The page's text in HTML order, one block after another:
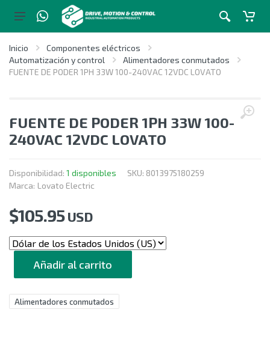
Inicio
Componentes eléctricos
Automatización y control
Alimentadores conmutados
FUENTE DE PODER 1PH 33W 100-240VAC 12VDC LOVATO
FUENTE DE PODER 1PH 33W 100-
240VAC 12VDC LOVATO
Disponibilidad: 1 disponibles SKU: 8013975180259
Marca: Lovato Electric
$105.95USD
CANTIDAD
Añadir al carrito
Alimentadores conmutados